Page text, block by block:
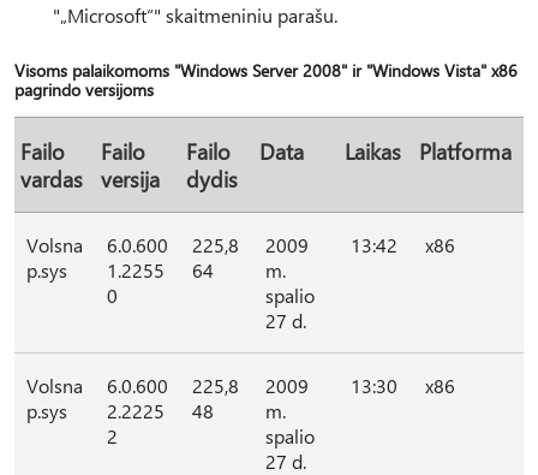
"„Microsoft“" skaitmeniniu parašu.
Visoms palaikomoms "Windows Server 2008" ir "Windows Vista" x86
pagrindo versijoms
Failo
vardas
Failo
versija
Failo
dydis
Data Laikas Platforma
Volsna
p.sys
6.0.600
1.2255
0
225,8
64
2009
m.
spalio
27 d.
13:42 x86
Volsna
p.sys
6.0.600
2.2225
2
225,8
48
2009
m.
spalio
27 d.
13:30 x86